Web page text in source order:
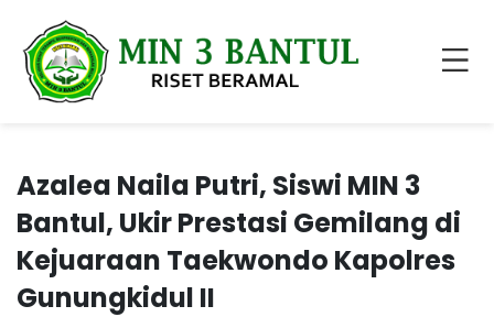
Azalea Naila Putri, Siswi MIN 3
Bantul, Ukir Prestasi Gemilang di
Kejuaraan Taekwondo Kapolres
Gunungkidul II